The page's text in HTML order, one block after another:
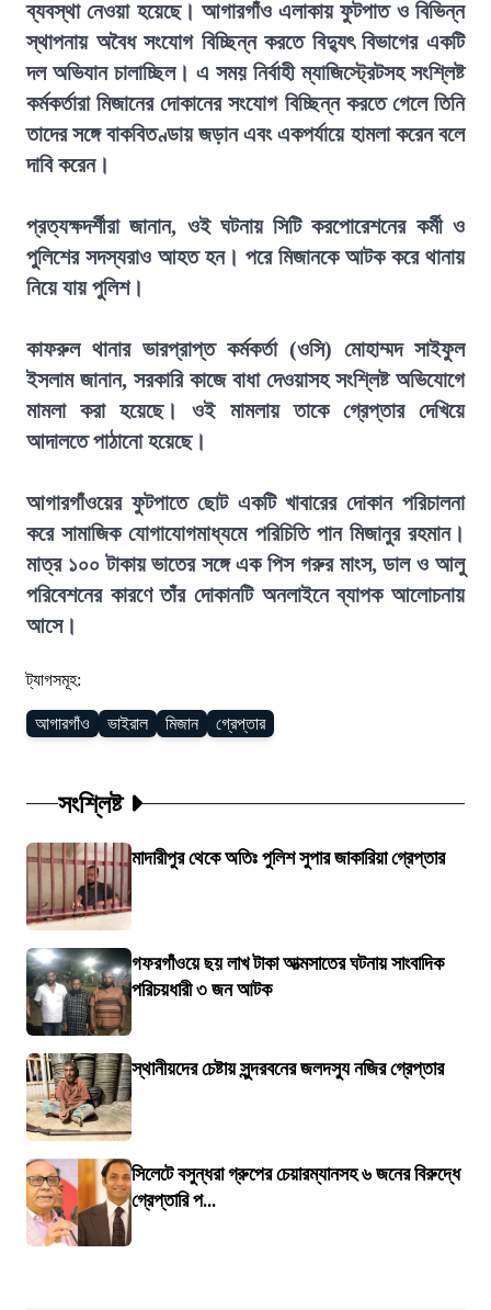
ব্যবস্থা নেওয়া হয়েছে। আগারগাঁও এলাকায় ফুটপাত ও বিভিন্ন
স্থাপনায় অবৈধ সংযোগ বিচ্ছিন্ন করতে বিদ্যুৎ বিভাগের একটি
দল অভিযান চালাচ্ছিল। এ সময় নির্বাহী ম্যাজিস্ট্রেটসহ সংশ্লিষ্ট
কর্মকর্তারা মিজানের দোকানের সংযোগ বিচ্ছিন্ন করতে গেলে তিনি
তাদের সঙ্গে বাকবিতণ্ডায় জড়ান এবং একপর্যায়ে হামলা করেন বলে
দাবি করেন।
প্রত্যক্ষদর্শীরা জানান, ওই ঘটনায় সিটি করপোরেশনের কর্মী ও
পুলিশের সদস্যরাও আহত হন। পরে মিজানকে আটক করে থানায়
নিয়ে যায় পুলিশ।
কাফরুল থানার ভারপ্রাপ্ত কর্মকর্তা (ওসি) মোহাম্মদ সাইফুল
ইসলাম জানান, সরকারি কাজে বাধা দেওয়াসহ সংশ্লিষ্ট অভিযোগে
মামলা করা হয়েছে। ওই মামলায় তাকে গ্রেপ্তার দেখিয়ে
আদালতে পাঠানো হয়েছে।
আগারগাঁওয়ের ফুটপাতে ছোট একটি খাবারের দোকান পরিচালনা
করে সামাজিক যোগাযোগমাধ্যমে পরিচিতি পান মিজানুর রহমান।
মাত্র ১০০ টাকায় ভাতের সঙ্গে এক পিস গরুর মাংস, ডাল ও আলু
পরিবেশনের কারণে তাঁর দোকানটি অনলাইনে ব্যাপক আলোচনায়
আসে।
ট্যাগসমূহ:
আগারগাঁও ভাইরাল মিজান গ্রেপ্তার
সংশ্লিষ্ট
মাদারীপুর থেকে অতিঃ পুলিশ সুপার জাকারিয়া গ্রেপ্তার
গফরগাঁওয়ে ছয় লাখ টাকা আত্মসাতের ঘটনায় সাংবাদিক
পরিচয়ধারী ৩ জন আটক
স্থানীয়দের চেষ্টায় সুন্দরবনের জলদস্যু নজির গ্রেপ্তার
সিলেটে বসুন্ধরা গ্রুপের চেয়ারম্যানসহ ৬ জনের বিরুদ্ধে
গ্রেপ্তারি প...